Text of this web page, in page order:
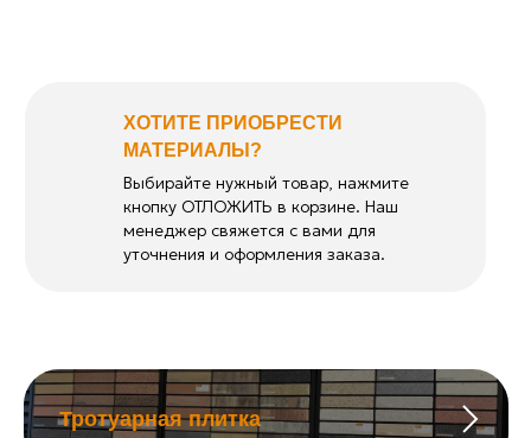
Выбирайте нужный товар, нажмите
кнопку ОТЛОЖИТЬ в корзине. Наш
менеджер свяжется с вами для
уточнения и оформления заказа.
ХОТИТЕ ПРИОБРЕСТИ
МАТЕРИАЛЫ?
Тротуарная плитка